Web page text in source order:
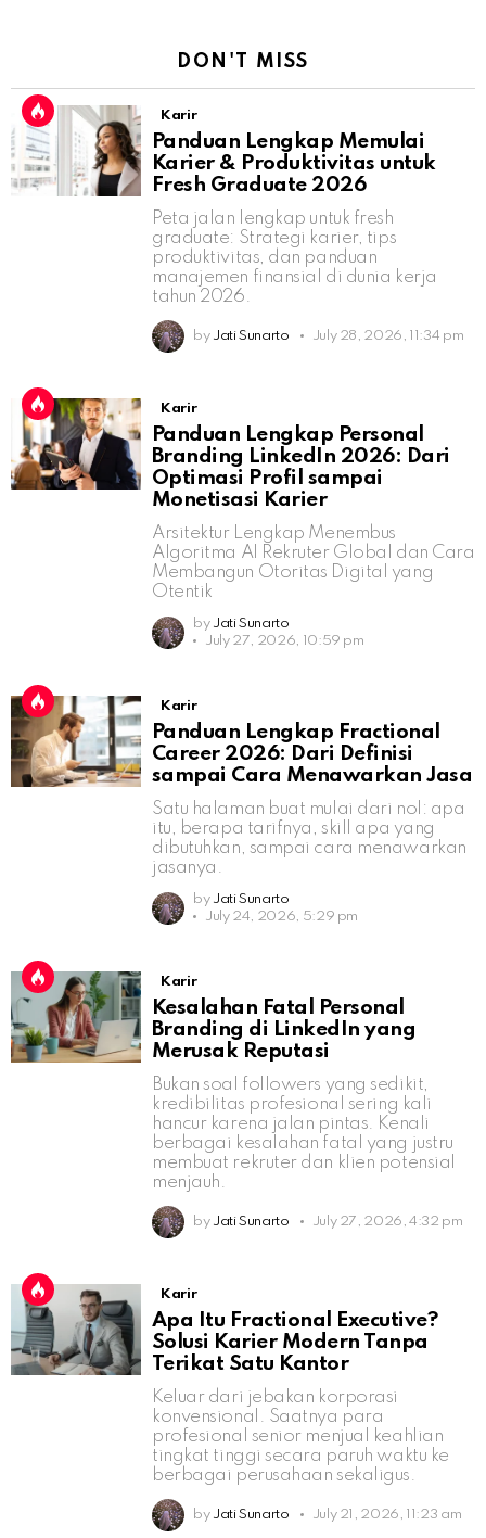
DON'T MISS
Karir
Panduan Lengkap Memulai
Karier & Produktivitas untuk
Fresh Graduate 2026
Peta jalan lengkap untuk fresh
graduate: Strategi karier, tips
produktivitas, dan panduan
manajemen finansial di dunia kerja
tahun 2026.
by Jati Sunarto July 28, 2026, 11:34 pm
Karir
Panduan Lengkap Personal
Branding LinkedIn 2026: Dari
Optimasi Profil sampai
Monetisasi Karier
Arsitektur Lengkap Menembus
Algoritma AI Rekruter Global dan Cara
Membangun Otoritas Digital yang
Otentik
by Jati Sunarto
July 27, 2026, 10:59 pm
Karir
Panduan Lengkap Fractional
Career 2026: Dari Definisi
sampai Cara Menawarkan Jasa
Satu halaman buat mulai dari nol: apa
itu, berapa tarifnya, skill apa yang
dibutuhkan, sampai cara menawarkan
jasanya.
by Jati Sunarto
July 24, 2026, 5:29 pm
Karir
Kesalahan Fatal Personal
Branding di LinkedIn yang
Merusak Reputasi
Bukan soal followers yang sedikit,
kredibilitas profesional sering kali
hancur karena jalan pintas. Kenali
berbagai kesalahan fatal yang justru
membuat rekruter dan klien potensial
menjauh.
by Jati Sunarto July 27, 2026, 4:32 pm
Karir
Apa Itu Fractional Executive?
Solusi Karier Modern Tanpa
Terikat Satu Kantor
Keluar dari jebakan korporasi
konvensional. Saatnya para
profesional senior menjual keahlian
tingkat tinggi secara paruh waktu ke
berbagai perusahaan sekaligus.
by Jati Sunarto July 21, 2026, 11:23 am